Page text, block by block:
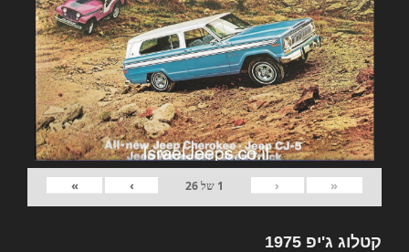
«
‹
1 של26
›
»
קטלוג ג'יפ 1975